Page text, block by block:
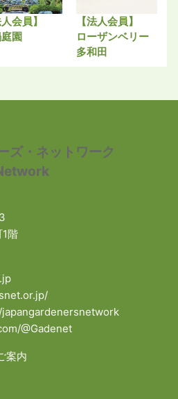
人会員】
園
【法人会員】
ローザンベリー
多和田
ズ・ネットワーク
階
@Gadenet
案内